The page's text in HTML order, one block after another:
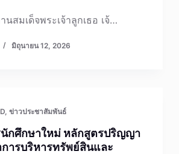
นสมเด็จพระเจ้าลูกเธอ เจ้…
มิถุนายน 12, 2026
, ข่าวประชาสัมพันธ์
นักศึกษาใหม่ หลักสูตรปริญญา
ารบริหารทรัพย์สินและ